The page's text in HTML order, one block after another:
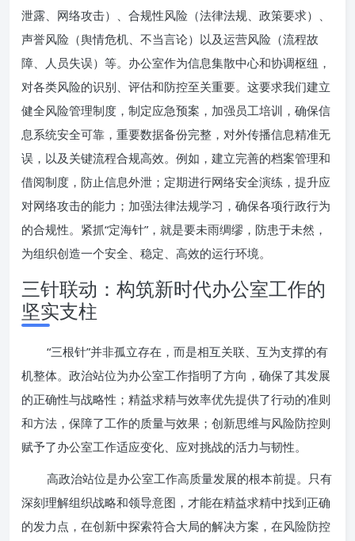
泄露、网络攻击）、合规性风险（法律法规、政策要求）、
声誉风险（舆情危机、不当言论）以及运营风险（流程故
障、人员失误）等。办公室作为信息集散中心和协调枢纽，
对各类风险的识别、评估和防控至关重要。这要求我们建立
健全风险管理制度，制定应急预案，加强员工培训，确保信
息系统安全可靠，重要数据备份完整，对外传播信息精准无
误，以及关键流程合规高效。例如，建立完善的档案管理和
借阅制度，防止信息外泄；定期进行网络安全演练，提升应
对网络攻击的能力；加强法律法规学习，确保各项行政行为
的合规性。紧抓“定海针”，就是要未雨绸缪，防患于未然，
为组织创造一个安全、稳定、高效的运行环境。
三针联动：构筑新时代办公室工作的
坚实支柱
“三根针”并非孤立存在，而是相互关联、互为支撑的有
机整体。政治站位为办公室工作指明了方向，确保了其发展
的正确性与战略性；精益求精与效率优先提供了行动的准则
和方法，保障了工作的质量与效果；创新思维与风险防控则
赋予了办公室工作适应变化、应对挑战的活力与韧性。
高政治站位是办公室工作高质量发展的根本前提。只有
深刻理解组织战略和领导意图，才能在精益求精中找到正确
的发力点，在创新中探索符合大局的解决方案，在风险防控